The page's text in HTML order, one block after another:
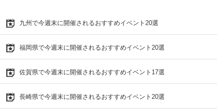
九州で今週末に開催されるおすすめイベント20選
福岡県で今週末に開催されるおすすめイベント20選
佐賀県で今週末に開催されるおすすめイベント17選
長崎県で今週末に開催されるおすすめイベント20選